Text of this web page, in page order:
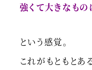
強くて大きなもの
という感覚。
これがもともとあ